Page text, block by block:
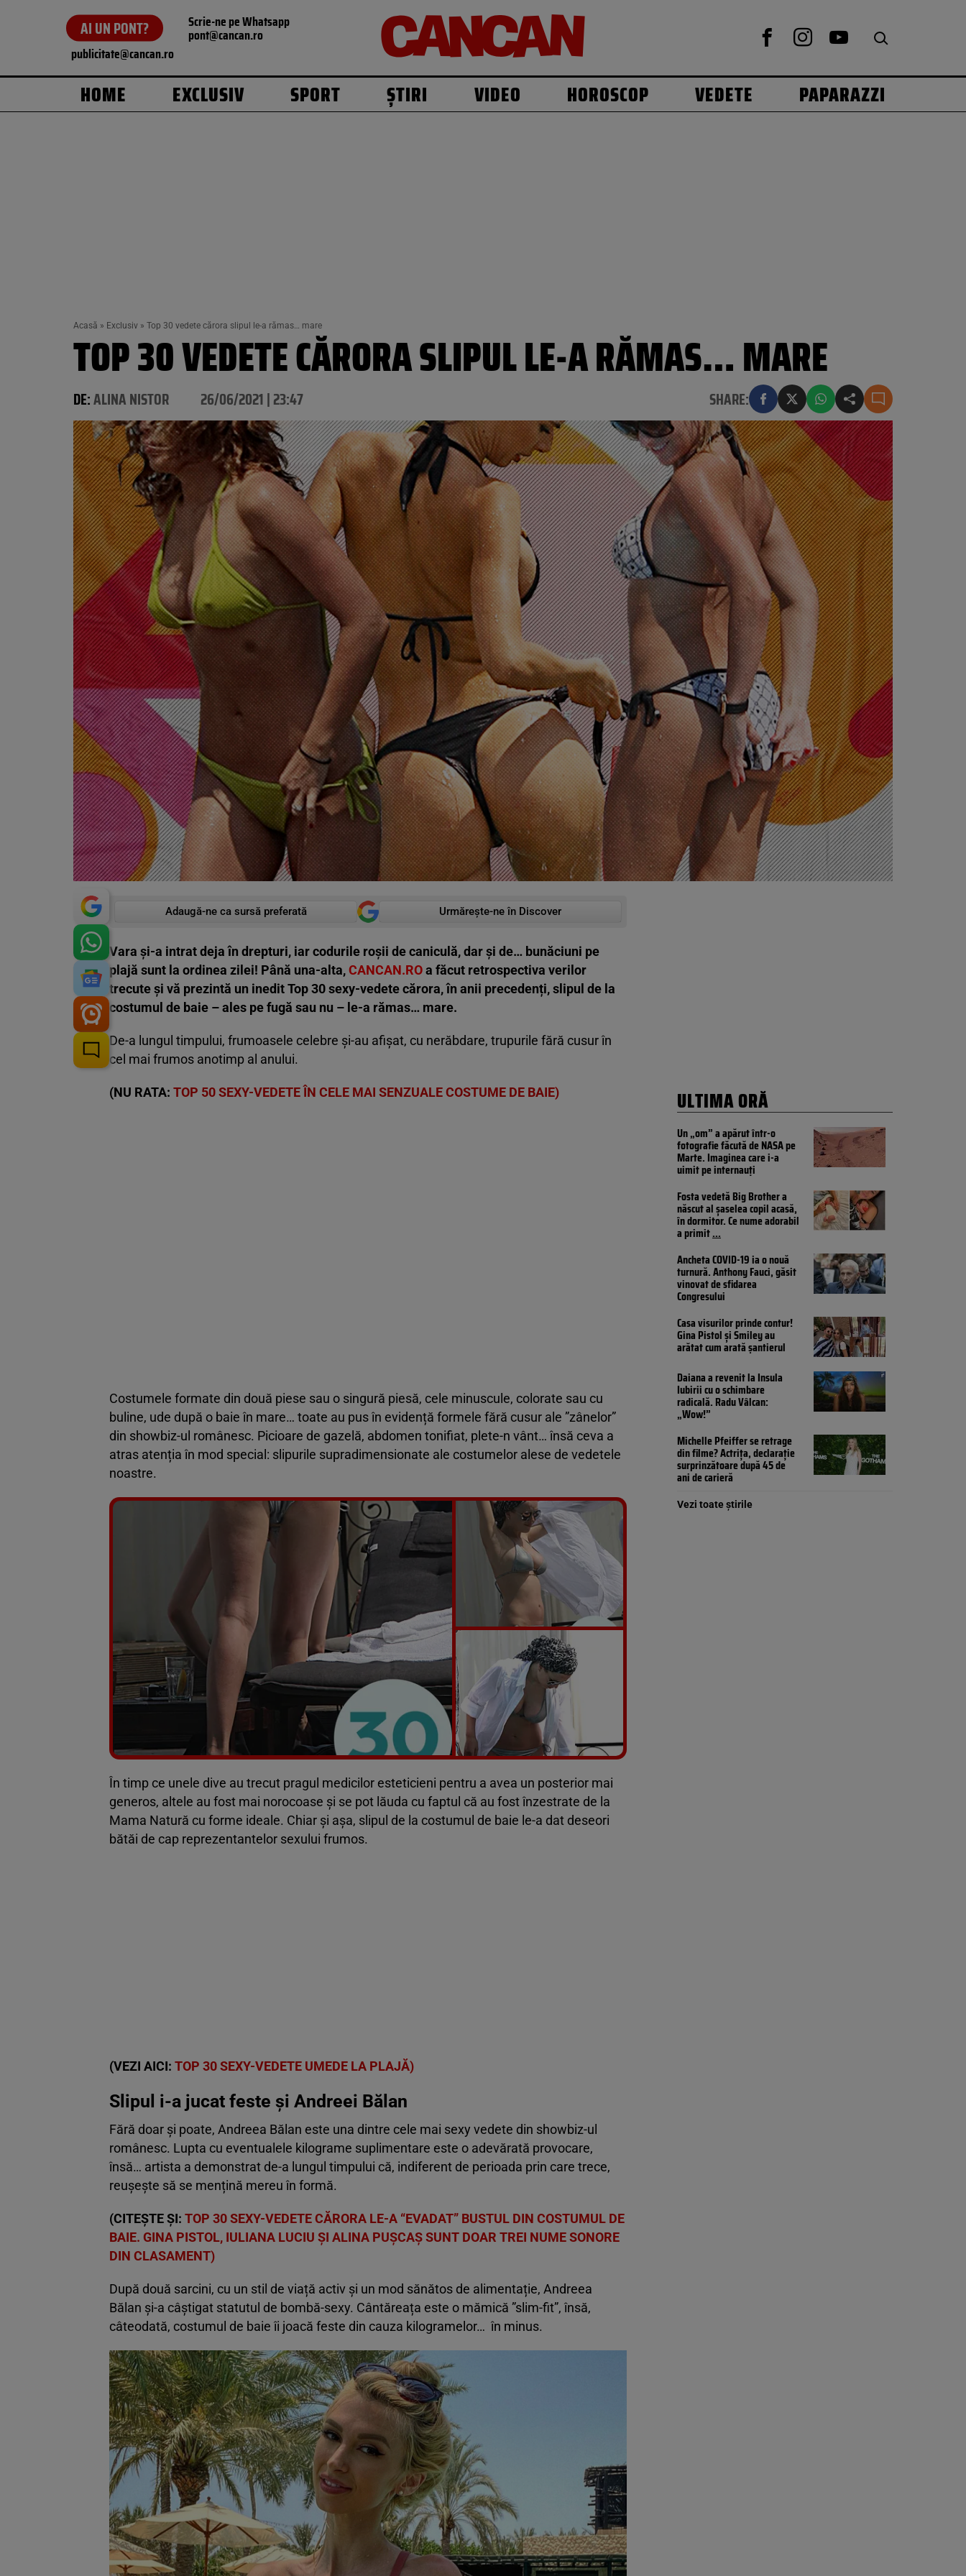
AI UN PONT? Scrie-ne pe Whatsapp
pont@cancan.ro
publicitate@cancan.ro
HOME EXCLUSIV SPORT ȘTIRI VIDEO HOROSCOP VEDETE PAPARAZZI
Acasă » Exclusiv » Top 30 vedete cărora slipul le-a rămas… mare
TOP 30 VEDETE CĂRORA SLIPUL LE-A RĂMAS… MARE
DE:ALINA NISTOR 26/06/2021 | 23:47 SHARE:
Adaugă-ne ca sursă preferată Urmărește-ne în Discover
Vara și-a intrat deja în drepturi, iar codurile roșii de caniculă, dar și de… bunăciuni pe
plajă sunt la ordinea zilei! Până una-alta,CANCAN.ROa făcut retrospectiva verilor
trecute și vă prezintă un inedit Top 30 sexy-vedete cărora, în anii precedenți, slipul de la
costumul de baie – ales pe fugă sau nu – le-a rămas… mare.
De-a lungul timpului, frumoasele celebre și-au afișat, cu nerăbdare, trupurile fără cusur în
cel mai frumos anotimp al anului.
(NU RATA: TOP 50 SEXY-VEDETE ÎN CELE MAI SENZUALE COSTUME DE BAIE)
Costumele formate din două piese sau o singură piesă, cele minuscule, colorate sau cu
buline, ude după o baie în mare… toate au pus în evidență formele fără cusur ale ”zânelor”
din showbiz-ul românesc. Picioare de gazelă, abdomen tonifiat, plete-n vânt… însă ceva a
atras atenția în mod special: slipurile supradimensionate ale costumelor alese de vedetele
noastre.
Vezi galeria foto
100 poze
În timp ce unele dive au trecut pragul medicilor esteticieni pentru a avea un posterior mai
generos, altele au fost mai norocoase și se pot lăuda cu faptul că au fost înzestrate de la
Mama Natură cu forme ideale. Chiar și așa, slipul de la costumul de baie le-a dat deseori
bătăi de cap reprezentantelor sexului frumos.
(VEZI AICI: TOP 30 SEXY-VEDETE UMEDE LA PLAJĂ)
Slipul i-a jucat feste și Andreei Bălan
Fără doar și poate, Andreea Bălan este una dintre cele mai sexy vedete din showbiz-ul
românesc. Lupta cu eventualele kilograme suplimentare este o adevărată provocare,
însă… artista a demonstrat de-a lungul timpului că, indiferent de perioada prin care trece,
reușește să se mențină mereu în formă.
(CITEȘTE ȘI: TOP 30 SEXY-VEDETE CĂRORA LE-A “EVADAT” BUSTUL DIN COSTUMUL DE
BAIE. GINA PISTOL, IULIANA LUCIU ȘI ALINA PUȘCAȘ SUNT DOAR TREI NUME SONORE
DIN CLASAMENT)
După două sarcini, cu un stil de viață activ și un mod sănătos de alimentație, Andreea
Bălan și-a câștigat statutul de bombă-sexy. Cântăreața este o mămică ”slim-fit”, însă,
câteodată, costumul de baie îi joacă feste din cauza kilogramelor… în minus.
ULTIMA ORĂ
Un „om” a apărut într-o
fotografie făcută de NASA pe
Marte. Imaginea care i-a
uimit pe internauți
Fosta vedetă Big Brother a
născut al șaselea copil acasă,
în dormitor. Ce nume adorabil
a primit...
Ancheta COVID-19 ia o nouă
turnură. Anthony Fauci, găsit
vinovat de sfidarea
Congresului
Casa visurilor prinde contur!
Gina Pistol și Smiley au
arătat cum arată șantierul
Daiana a revenit la Insula
Iubirii cu o schimbare
radicală. Radu Vâlcan:
„Wow!”
Michelle Pfeiffer se retrage
din filme? Actrița, declarație
surprinzătoare după 45 de
ani de carieră
Vezi toate știrile